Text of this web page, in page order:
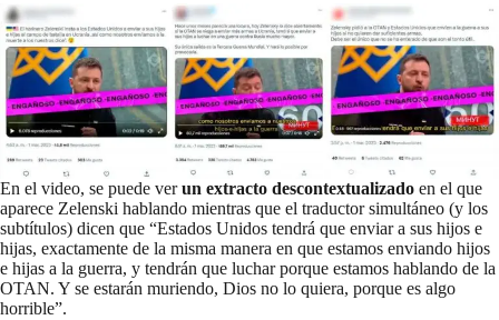
En el video, se puede verun extracto descontextualizado en el que
aparece Zelenski hablando mientras que el traductor simultáneo (y los
subtítulos) dicen que “Estados Unidos tendrá que enviar a sus hijos e
hijas, exactamente de la misma manera en que estamos enviando hijos
e hijas a la guerra, y tendrán que luchar porque estamos hablando de la
OTAN. Y se estarán muriendo, Dios no lo quiera, porque es algo
horrible”.